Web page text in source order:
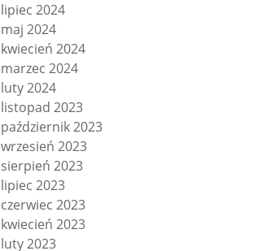
lipiec 2024
maj 2024
kwiecień 2024
marzec 2024
luty 2024
listopad 2023
październik 2023
wrzesień 2023
sierpień 2023
lipiec 2023
czerwiec 2023
kwiecień 2023
luty 2023